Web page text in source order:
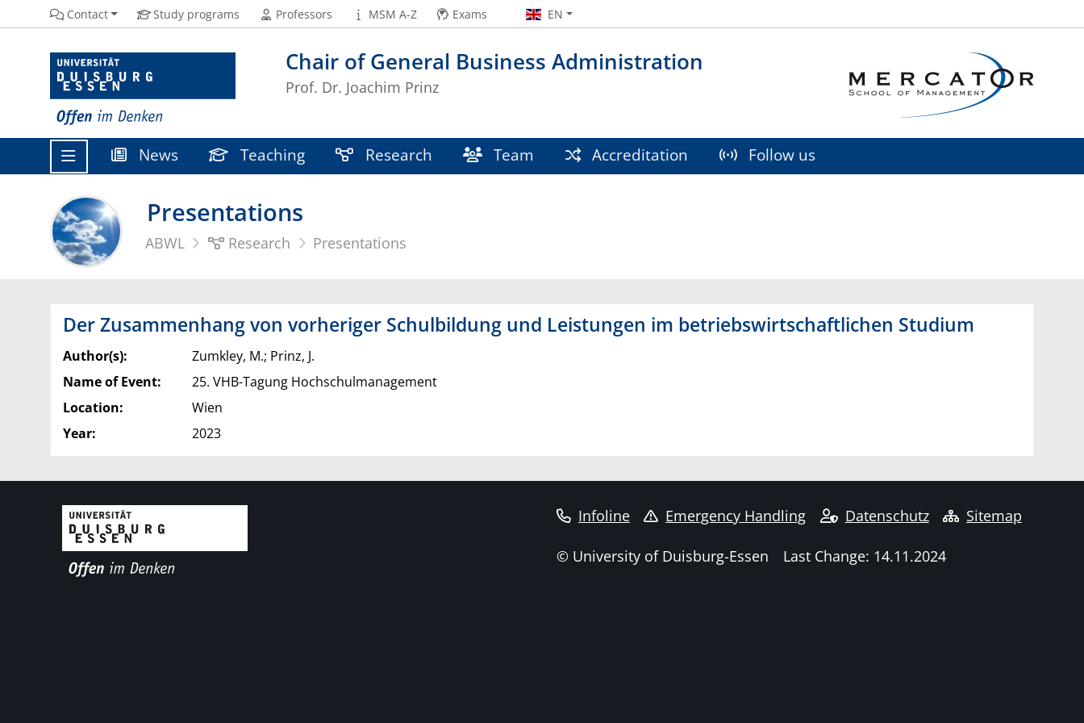
Chair of General Business Administration
Prof. Dr. Joachim Prinz
Contact Study programs Professors MSM A-Z Exams EN
News Teaching Research Team Accreditation Follow us
Presentations
ABWL Research Presentations
Der Zusammenhang von vorheriger Schulbildung und Leistungen im betriebswirtschaftlichen Studium
Author(s):
Zumkley, M.; Prinz, J.
Name of Event:
25. VHB-Tagung Hochschulmanagement
Location:
Wien
Year:
2023
Infoline Emergency Handling Datenschutz Sitemap
© University of Duisburg-Essen Last Change: 14.11.2024